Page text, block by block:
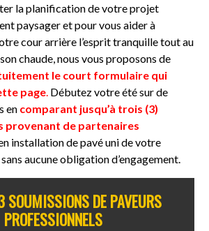
la planification de votre projet
paysager et pour vous aider à
cour arrière l’esprit tranquille tout au
chaude, nous vous proposons de
le court formulaire qui
page Débutez votre été sur de
en comparant jusqu’à trois (3)
provenant de partenaires
installation de pavé uni de votre
aucune obligation d’engagement.
SOUMISSIONS DE PAVEURS
PROFESSIONNELS